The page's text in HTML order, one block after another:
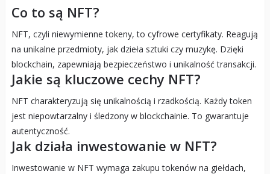
Co to są NFT?
NFT, czyli niewymienne tokeny, to cyfrowe certyfikaty. Reagują
na unikalne przedmioty, jak dzieła sztuki czy muzykę. Dzięki
blockchain, zapewniają bezpieczeństwo i unikalność transakcji.
Jakie są kluczowe cechy NFT?
NFT charakteryzują się unikalnością i rzadkością. Każdy token
jest niepowtarzalny i śledzony w blockchainie. To gwarantuje
autentyczność.
Jak działa inwestowanie w NFT?
Inwestowanie w NFT wymaga zakupu tokenów na giełdach,